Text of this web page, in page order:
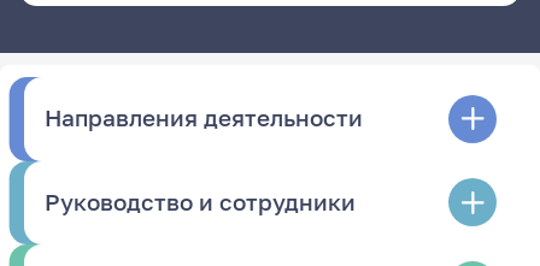
Направления деятельности
Руководство и сотрудники